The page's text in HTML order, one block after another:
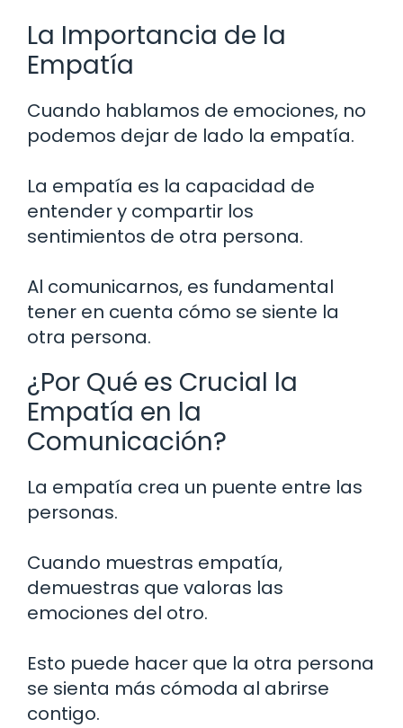
La Importancia de la
Empatía
Cuando hablamos de emociones, no
podemos dejar de lado la empatía.
La empatía es la capacidad de
entender y compartir los
sentimientos de otra persona.
Al comunicarnos, es fundamental
tener en cuenta cómo se siente la
otra persona.
¿Por Qué es Crucial la
Empatía en la
Comunicación?
La empatía crea un puente entre las
personas.
Cuando muestras empatía,
demuestras que valoras las
emociones del otro.
Esto puede hacer que la otra persona
se sienta más cómoda al abrirse
contigo.